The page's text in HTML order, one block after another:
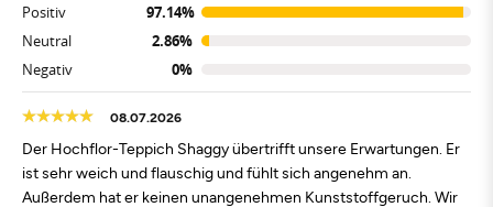
Positiv
97.14%
Neutral
2.86%
Negativ
0%
08.07.2026
Der Hochflor-Teppich Shaggy übertrifft unsere Erwartungen. Er
ist sehr weich und flauschig und fühlt sich angenehm an.
Außerdem hat er keinen unangenehmen Kunststoffgeruch. Wir